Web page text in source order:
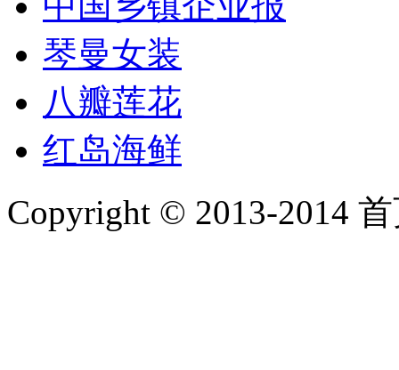
琴曼女装
八瓣莲花
红岛海鲜
Copyright © 2013-2014